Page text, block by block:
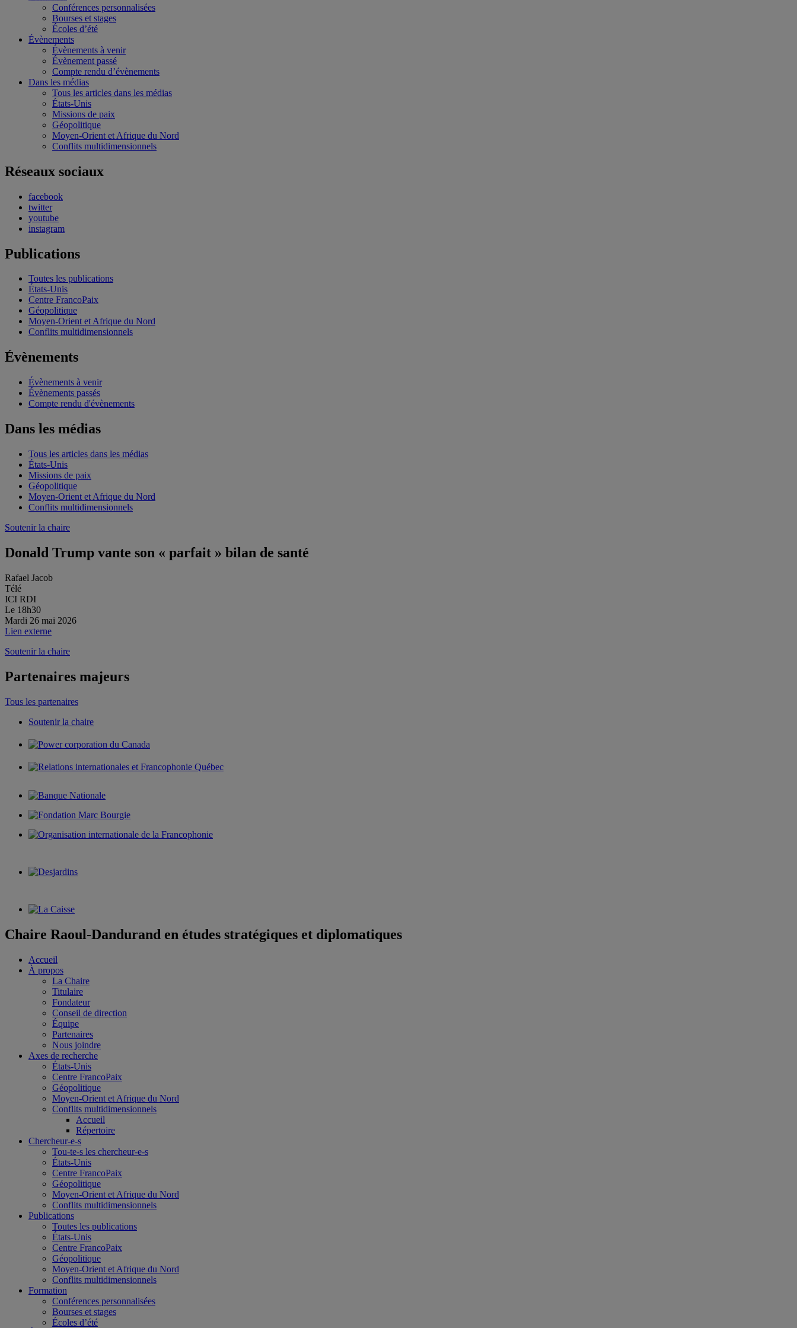
Conférences personnalisées
Bourses et stages
Écoles d’été
Évènements
Évènements à venir
Évènement passé
Compte rendu d’évènements
Dans les médias
Tous les articles dans les médias
États-Unis
Missions de paix
Géopolitique
Moyen-Orient et Afrique du Nord
Conflits multidimensionnels
Réseaux sociaux
facebook
twitter
youtube
instagram
Publications
Toutes les publications
États-Unis
Centre FrancoPaix
Géopolitique
Moyen-Orient et Afrique du Nord
Conflits multidimensionnels
Évènements
Évènements à venir
Évènements passés
Compte rendu d'évènements
Dans les médias
Tous les articles dans les médias
États-Unis
Missions de paix
Géopolitique
Moyen-Orient et Afrique du Nord
Conflits multidimensionnels
Soutenir la chaire
Donald Trump vante son « parfait » bilan de santé
Rafael Jacob
Télé
ICI RDI
Le 18h30
Mardi 26 mai 2026
Lien externe
Soutenir la chaire
Partenaires majeurs
Tous les partenaires
Soutenir la chaire
Chaire Raoul-Dandurand en études stratégiques et diplomatiques
Accueil
À propos
La Chaire
Titulaire
Fondateur
Conseil de direction
Équipe
Partenaires
Nous joindre
Axes de recherche
États-Unis
Centre FrancoPaix
Géopolitique
Moyen-Orient et Afrique du Nord
Conflits multidimensionnels
Accueil
Répertoire
Chercheur-e-s
Tou-te-s les chercheur-e-s
États-Unis
Centre FrancoPaix
Géopolitique
Moyen-Orient et Afrique du Nord
Conflits multidimensionnels
Publications
Toutes les publications
États-Unis
Centre FrancoPaix
Géopolitique
Moyen-Orient et Afrique du Nord
Conflits multidimensionnels
Formation
Conférences personnalisées
Bourses et stages
Écoles d’été